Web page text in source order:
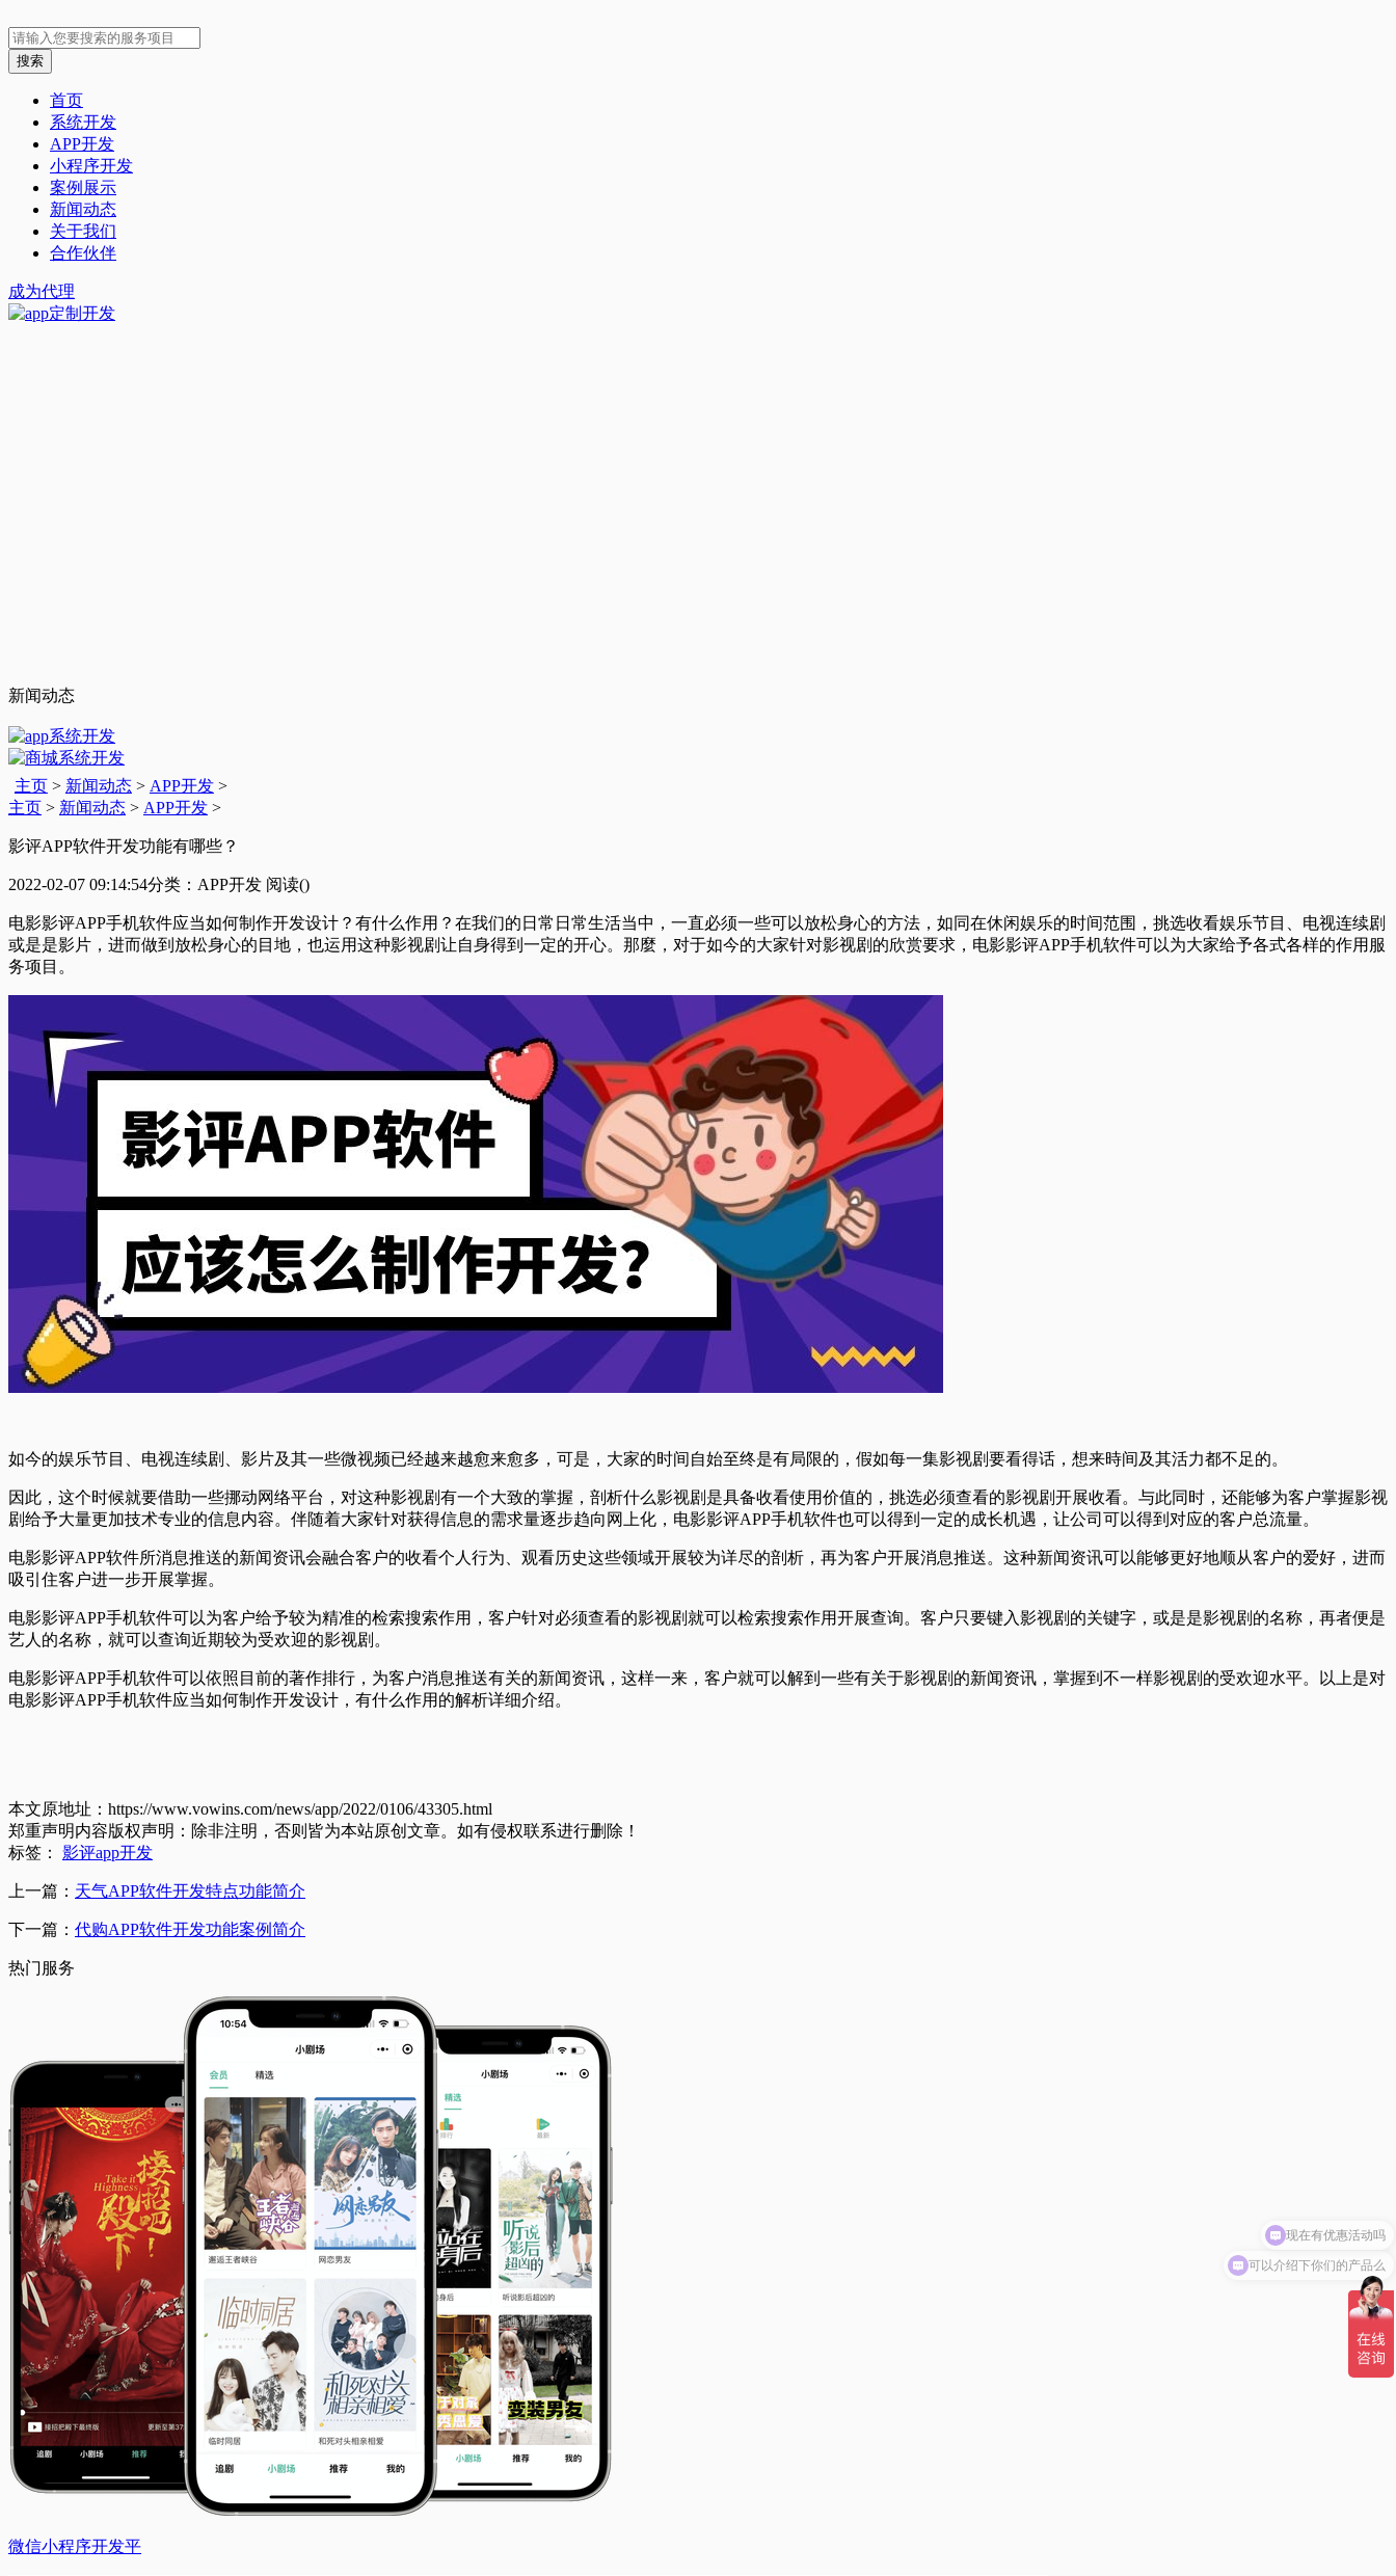
首页
系统开发
APP开发
小程序开发
案例展示
新闻动态
关于我们
合作伙伴
成为代理
新闻动态
主页> 新闻动态> APP开发>
主页 > 新闻动态 > APP开发 >
影评APP软件开发功能有哪些？
2022-02-07 09:14:54分类：APP开发 阅读()
电影影评APP手机软件应当如何制作开发设计？有什么作用？在我们的日常日常生活当中，一直必须一些可以放松身心的方法，如同在休闲娱乐的时间范围，挑选收看娱乐节目、电视连续剧
或是是影片，进而做到放松身心的目地，也运用这种影视剧让自身得到一定的开心。那麼，对于如今的大家针对影视剧的欣赏要求，电影影评APP手机软件可以为大家给予各式各样的作用服
务项目。
如今的娱乐节目、电视连续剧、影片及其一些微视频已经越来越愈来愈多，可是，大家的时间自始至终是有局限的，假如每一集影视剧要看得话，想来時间及其活力都不足的。
因此，这个时候就要借助一些挪动网络平台，对这种影视剧有一个大致的掌握，剖析什么影视剧是具备收看使用价值的，挑选必须查看的影视剧开展收看。与此同时，还能够为客户掌握影视
剧给予大量更加技术专业的信息内容。伴随着大家针对获得信息的需求量逐步趋向网上化，电影影评APP手机软件也可以得到一定的成长机遇，让公司可以得到对应的客户总流量。
电影影评APP软件所消息推送的新闻资讯会融合客户的收看个人行为、观看历史这些领域开展较为详尽的剖析，再为客户开展消息推送。这种新闻资讯可以能够更好地顺从客户的爱好，进而
吸引住客户进一步开展掌握。
电影影评APP手机软件可以为客户给予较为精准的检索搜索作用，客户针对必须查看的影视剧就可以检索搜索作用开展查询。客户只要键入影视剧的关键字，或是是影视剧的名称，再者便是
艺人的名称，就可以查询近期较为受欢迎的影视剧。
电影影评APP手机软件可以依照目前的著作排行，为客户消息推送有关的新闻资讯，这样一来，客户就可以解到一些有关于影视剧的新闻资讯，掌握到不一样影视剧的受欢迎水平。以上是对
电影影评APP手机软件应当如何制作开发设计，有什么作用的解析详细介绍。
本文原地址：https://www.vowins.com/news/app/2022/0106/43305.html
郑重声明内容版权声明：除非注明，否则皆为本站原创文章。如有侵权联系进行删除！
标签：
影评app开发
上一篇： 天气APP软件开发特点功能简介
下一篇： 代购APP软件开发功能案例简介
热门服务
微信小程序开发平